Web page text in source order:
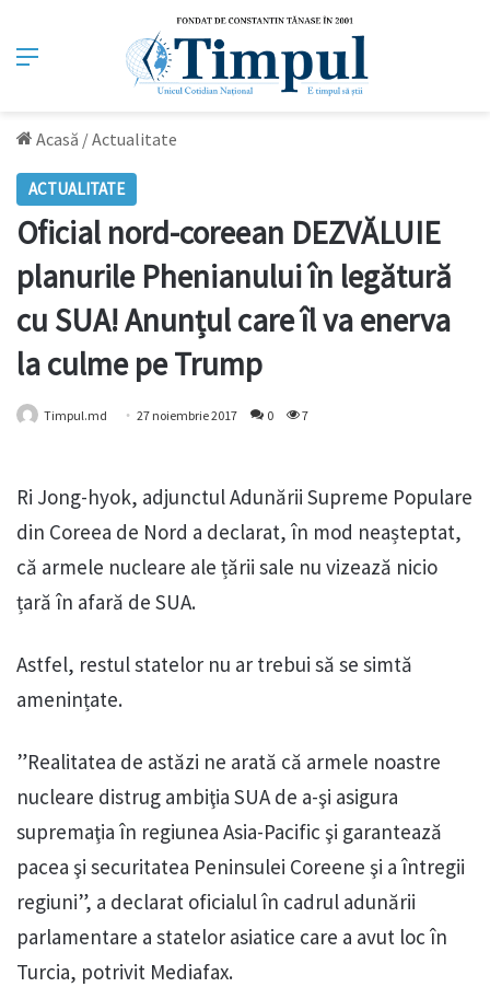
Meniu
Acasă /Actualitate
ACTUALITATE
Oficial nord-coreean DEZVĂLUIE
planurile Phenianului în legătură
cu SUA! Anunțul care îl va enerva
la culme pe Trump
Timpul.md 27 noiembrie 2017 0 7
Ri Jong-hyok, adjunctul Adunării Supreme Populare
din Coreea de Nord a declarat, în mod neașteptat,
că armele nucleare ale țării sale nu vizează nicio
țară în afară de SUA.
Astfel, restul statelor nu ar trebui să se simtă
amenințate.
”Realitatea de astăzi ne arată că armele noastre
nucleare distrug ambiţia SUA de a-şi asigura
supremaţia în regiunea Asia-Pacific şi garantează
pacea şi securitatea Peninsulei Coreene şi a întregii
regiuni”, a declarat oficialul în cadrul adunării
parlamentare a statelor asiatice care a avut loc în
Turcia, potrivit Mediafax.